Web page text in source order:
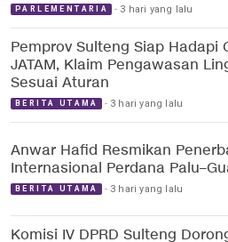
PARLEMENTARIA 3 hari yang lalu
Pemprov Sulteng Siap Hadapi
JATAM, Klaim Pengawasan
Sesuai Aturan
BERITA UTAMA 3 hari yang lalu
Anwar Hafid Resmikan
Internasional Perdana
BERITA UTAMA 3 hari yang lalu
Komisi IV DPRD Sulteng